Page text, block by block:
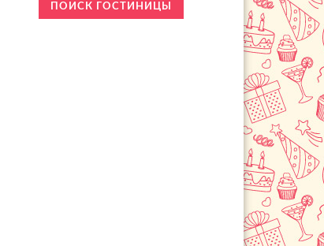
ПОИСК ГОСТИНИЦЫ